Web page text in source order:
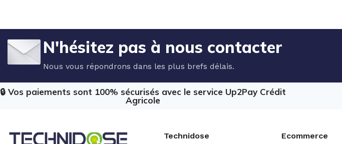
N'hésitez pas à nous contacter
Nous vous répondrons dans les plus brefs délais.
🔒 Vos paiements sont 100% sécurisés avec le service Up2Pay Crédit
Agricole
Technidose Ecommerce